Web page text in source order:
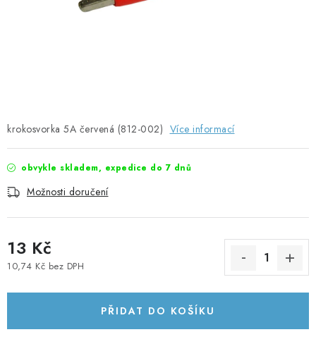
SOLÁRNÍ NABÍJEČKY
SOLÁRNÍ REGULÁTORY
MĚNIČE NAPĚTÍ
OVLÁDÁNÍ A MONITORING
JIŠTĚNÍ DC
KABELY A KONEKTORY
krokosvorka 5A červená (812-002) Více informací
obvykle skladem, expedice do 7 dnů
Možnosti doručení
13 Kč
10,74 Kč bez DPH
PŘIDAT DO KOŠÍKU